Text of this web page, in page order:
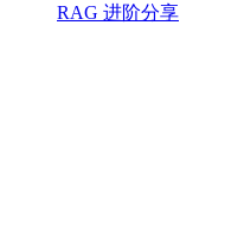
RAG 进阶分享